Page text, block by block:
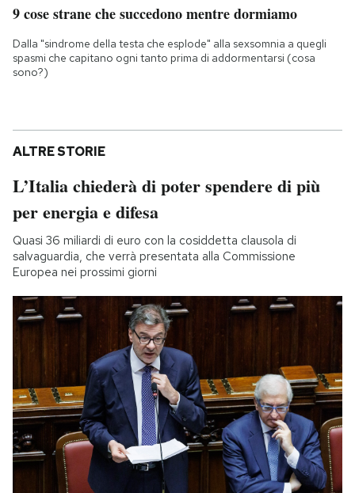
9 cose strane che succedono mentre dormiamo
Dalla "sindrome della testa che esplode" alla sexsomnia a quegli
spasmi che capitano ogni tanto prima di addormentarsi (cosa
sono?)
ALTRE STORIE
L’Italia chiederà di poter spendere di più
per energia e difesa
Quasi 36 miliardi di euro con la cosiddetta clausola di
salvaguardia, che verrà presentata alla Commissione
Europea nei prossimi giorni